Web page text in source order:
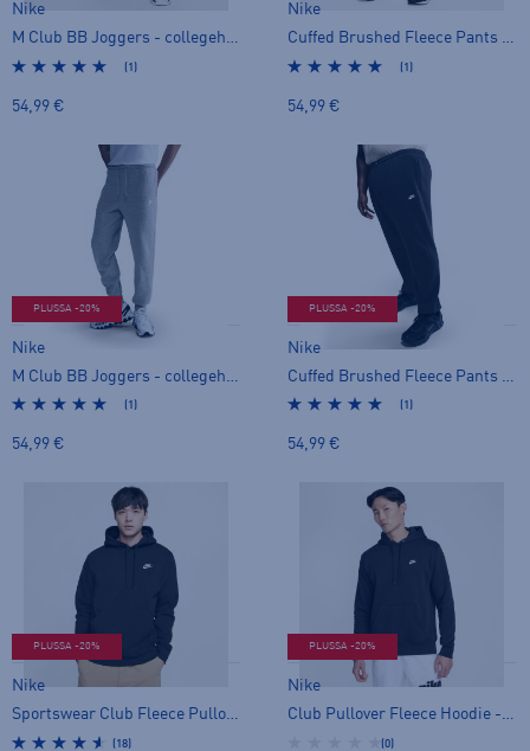
Nike
M Club BB Joggers - collegehousut
(1)
54,99 €
Nike
Cuffed Brushed Fleece Pants M - collegehousut
(1)
54,99 €
PLUSSA -20%
Nike
(1)
54,99 €
PLUSSA -20%
Nike
(1)
54,99 €
PLUSSA -20%
Nike
Sportswear Club Fleece Pullover Hoodie - huppari
(18)
PLUSSA -20%
Nike
Club Pullover Fleece Hoodie - huppari
(0)